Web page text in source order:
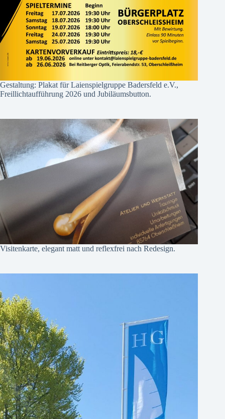
Gestaltung: Plakat für Laienspielgruppe Badersfeld e.V.,
Freillichtaufführung 2026 und Jubiläumsbutton.
Visitenkarte, elegant matt und reflexfrei nach Redesign.